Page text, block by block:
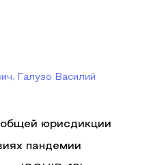
Галузо Василий
юрисдикции
пандемии